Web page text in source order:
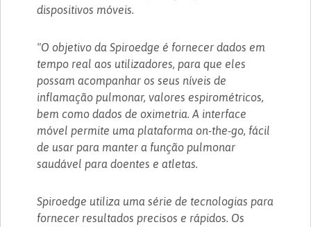
dispositivos móveis.
"O objetivo da Spiroedge é fornecer dados em
tempo real aos utilizadores, para que eles
possam acompanhar os seus níveis de
inflamação pulmonar, valores espirométricos,
bem como dados de oximetria. A interface
móvel permite uma plataforma on-the-go, fácil
de usar para manter a função pulmonar
saudável para doentes e atletas.
Spiroedge utiliza uma série de tecnologias para
fornecer resultados precisos e rápidos. Os